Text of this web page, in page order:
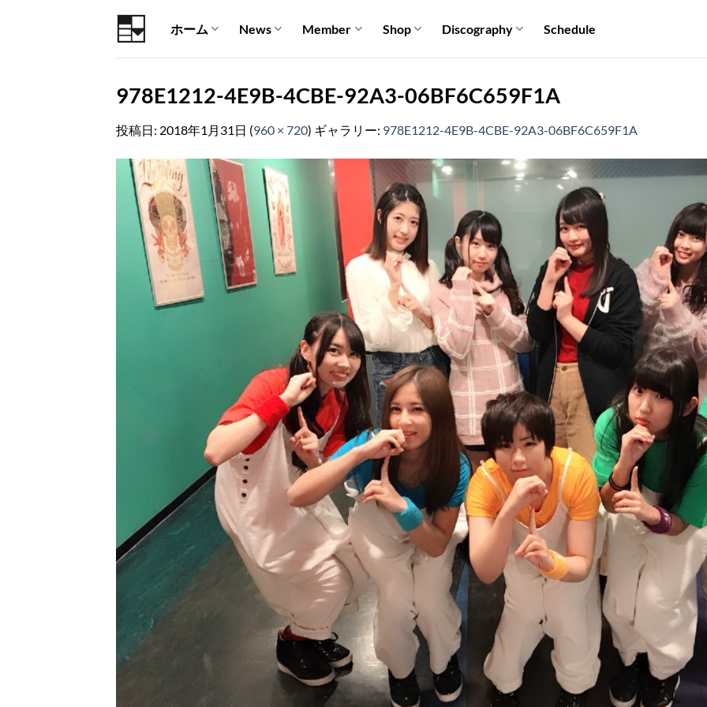
ホーム News Member Shop Discography Schedule
978E1212-4E9B-4CBE-92A3-06BF6C659F1A
投稿日: 2018年1月31日 (960 × 720) ギャラリー: 978E1212-4E9B-4CBE-92A3-06BF6C659F1A